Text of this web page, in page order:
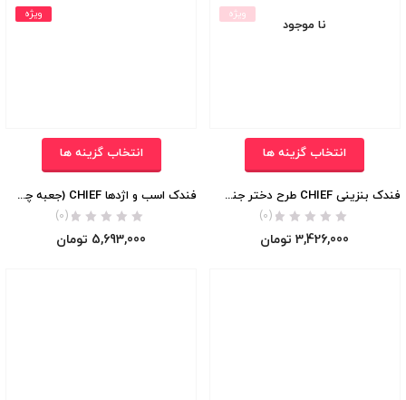
ویژه
نا موجود
انتخاب گزینه ها
فندک بنزینی CHIEF طرح دختر جنگل (جعبه چوبی)
(0)
3,426,000 تومان
ویژه
انتخاب گزینه ها
فندک اسب و اژدها CHIEF (جعبه چوبی)
(0)
5,693,000 تومان